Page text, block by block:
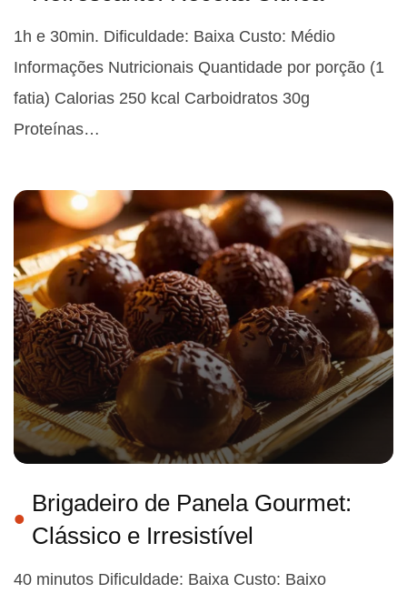
1h e 30min. Dificuldade: Baixa Custo: Médio
Informações Nutricionais Quantidade por porção (1
fatia) Calorias 250 kcal Carboidratos 30g
Proteínas…
Brigadeiro de Panela Gourmet:
Clássico e Irresistível
40 minutos Dificuldade: Baixa Custo: Baixo